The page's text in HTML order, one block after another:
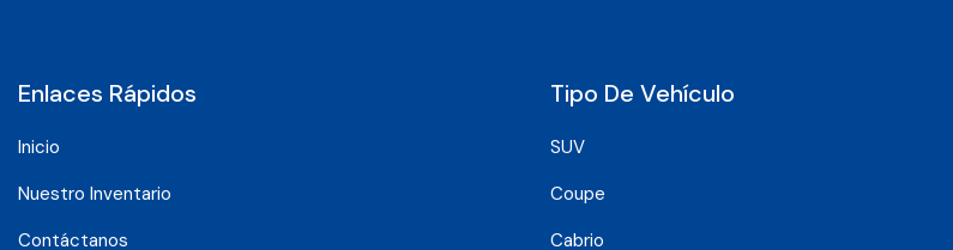
Enlaces Rápidos
Inicio
Nuestro Inventario
Contáctanos
Tipo De Vehículo
SUV
Coupe
Cabrio